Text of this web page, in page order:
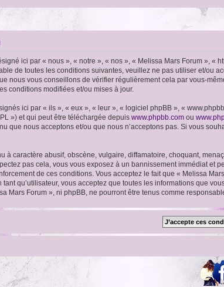
ici par « nous », « notre », « nos », « Melissa Mars Forum »,
de toutes les conditions suivantes, veuillez ne pas utiliser et/ou
nous vous conseillons de vérifier régulièrement cela par vous-
conditions modifiées et/ou mises à jour.
ici par « ils », « eux », « leur », « logiciel phpBB », «
») et qui peut être téléchargée depuis www.phpbb.com ou
que nous acceptons et/ou que nous n’acceptons pas. Si vous
à caractère abusif, obscène, vulgaire, diffamatoire, choquant,
pas cela, vous vous exposez à un bannissement immédiat et
de ces conditions. Vous acceptez le fait que « Melissa
qu’utilisateur, vous acceptez que toutes les informations que
Mars Forum », ni phpBB, ne pourront être tenus comme